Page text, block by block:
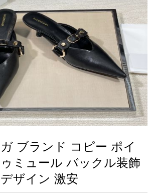
ブランド コピー ポイ
ミュール バックル装飾
ザイン 激安